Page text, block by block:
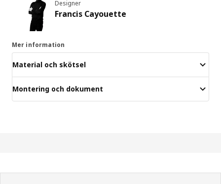
Designer
Francis Cayouette
Mer information
Material och skötsel
Montering och dokument